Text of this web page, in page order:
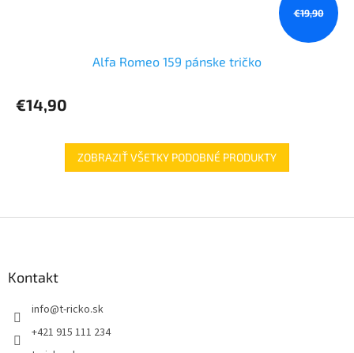
€19,90
Alfa Romeo 159 pánske tričko
€14,90
ZOBRAZIŤ VŠETKY PODOBNÉ PRODUKTY
Kontakt
info@t-ricko.sk
+421 915 111 234